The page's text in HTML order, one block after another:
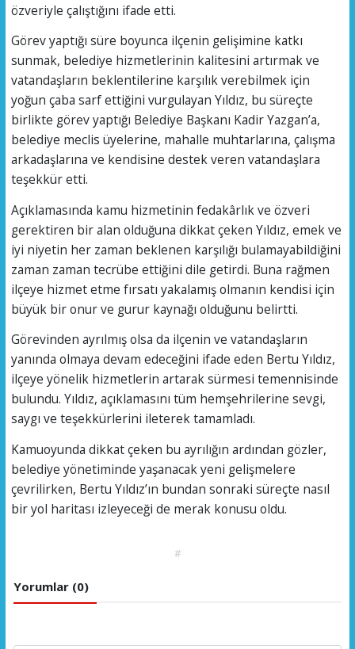
özveriyle çalıştığını ifade etti.
Görev yaptığı süre boyunca ilçenin gelişimine katkı
sunmak, belediye hizmetlerinin kalitesini artırmak ve
vatandaşların beklentilerine karşılık verebilmek için
yoğun çaba sarf ettiğini vurgulayan Yıldız, bu süreçte
birlikte görev yaptığı Belediye Başkanı Kadir Yazgan’a,
belediye meclis üyelerine, mahalle muhtarlarına, çalışma
arkadaşlarına ve kendisine destek veren vatandaşlara
teşekkür etti.
Açıklamasında kamu hizmetinin fedakârlık ve özveri
gerektiren bir alan olduğuna dikkat çeken Yıldız, emek ve
iyi niyetin her zaman beklenen karşılığı bulamayabildiğini
zaman zaman tecrübe ettiğini dile getirdi. Buna rağmen
ilçeye hizmet etme fırsatı yakalamış olmanın kendisi için
büyük bir onur ve gurur kaynağı olduğunu belirtti.
Görevinden ayrılmış olsa da ilçenin ve vatandaşların
yanında olmaya devam edeceğini ifade eden Bertu Yıldız,
ilçeye yönelik hizmetlerin artarak sürmesi temennisinde
bulundu. Yıldız, açıklamasını tüm hemşehrilerine sevgi,
saygı ve teşekkürlerini ileterek tamamladı.
Kamuoyunda dikkat çeken bu ayrılığın ardından gözler,
belediye yönetiminde yaşanacak yeni gelişmelere
çevrilirken, Bertu Yıldız’ın bundan sonraki süreçte nasıl
bir yol haritası izleyeceği de merak konusu oldu.
#
Yorumlar (0)